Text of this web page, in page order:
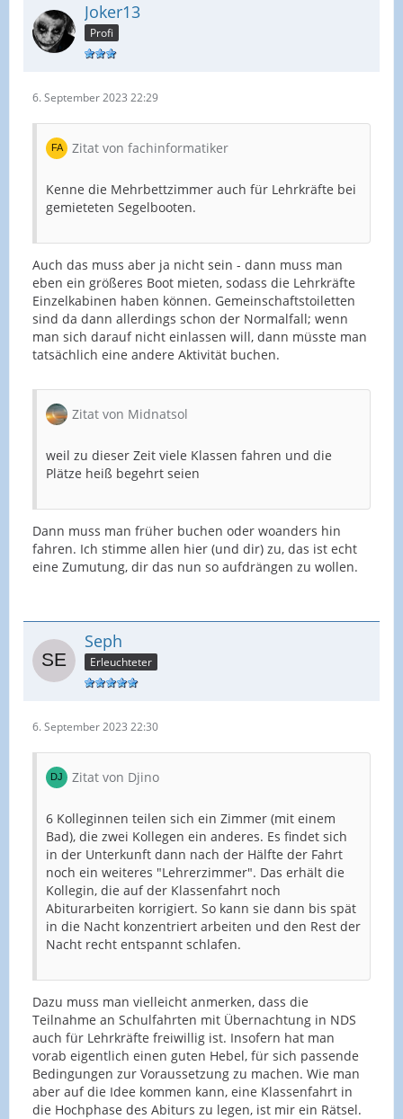
Joker13
Profi
6. September 2023 22:29
Zitat von fachinformatiker
Kenne die Mehrbettzimmer auch für Lehrkräfte bei
gemieteten Segelbooten.
Auch das muss aber ja nicht sein - dann muss man
eben ein größeres Boot mieten, sodass die Lehrkräfte
Einzelkabinen haben können. Gemeinschaftstoiletten
sind da dann allerdings schon der Normalfall; wenn
man sich darauf nicht einlassen will, dann müsste man
tatsächlich eine andere Aktivität buchen.
Zitat von Midnatsol
weil zu dieser Zeit viele Klassen fahren und die
Plätze heiß begehrt seien
Dann muss man früher buchen oder woanders hin
fahren. Ich stimme allen hier (und dir) zu, das ist echt
eine Zumutung, dir das nun so aufdrängen zu wollen.
Seph
Erleuchteter
6. September 2023 22:30
Zitat von Djino
6 Kolleginnen teilen sich ein Zimmer (mit einem
Bad), die zwei Kollegen ein anderes. Es findet sich
in der Unterkunft dann nach der Hälfte der Fahrt
noch ein weiteres "Lehrerzimmer". Das erhält die
Kollegin, die auf der Klassenfahrt noch
Abiturarbeiten korrigiert. So kann sie dann bis spät
in die Nacht konzentriert arbeiten und den Rest der
Nacht recht entspannt schlafen.
Dazu muss man vielleicht anmerken, dass die
Teilnahme an Schulfahrten mit Übernachtung in NDS
auch für Lehrkräfte freiwillig ist. Insofern hat man
vorab eigentlich einen guten Hebel, für sich passende
Bedingungen zur Voraussetzung zu machen. Wie man
aber auf die Idee kommen kann, eine Klassenfahrt in
die Hochphase des Abiturs zu legen, ist mir ein Rätsel.